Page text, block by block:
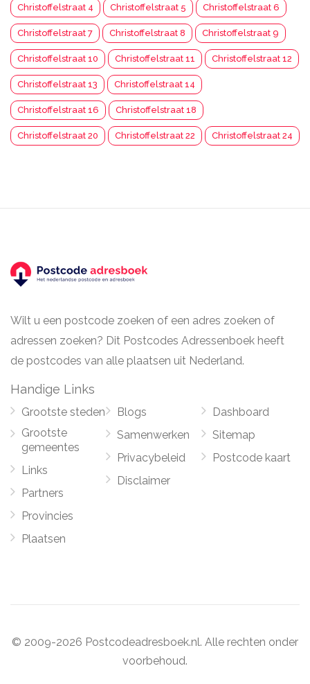
Christoffelstraat 4 Christoffelstraat 5 Christoffelstraat 6
Christoffelstraat 7 Christoffelstraat 8 Christoffelstraat 9
Christoffelstraat 10 Christoffelstraat 11 Christoffelstraat 12
Christoffelstraat 13 Christoffelstraat 14
Christoffelstraat 16 Christoffelstraat 18
Christoffelstraat 20 Christoffelstraat 22 Christoffelstraat 24
Wilt u een postcode zoeken of een adres zoeken of
adressen zoeken? Dit Postcodes Adressenboek heeft
de postcodes van alle plaatsen uit Nederland.
Handige Links
Grootste steden
Grootste
gemeentes
Links
Partners
Provincies
Plaatsen
Blogs
Samenwerken
Privacybeleid
Disclaimer
Dashboard
Sitemap
Postcode kaart
© 2009-2026 Postcodeadresboek.nl. Alle rechten onder
voorbehoud.